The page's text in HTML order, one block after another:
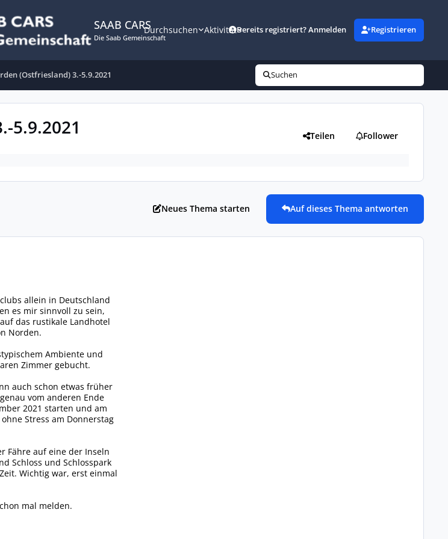
SAAB CARS
Die Saab Gemeinschaft
Durchsuchen AktivitätBereits registriert? Anmelden Registrieren
(Ostfriesland) 3.-5.9.2021 Suchen
5.9.2021 Teilen Follower
Neues Thema starten Auf dieses Thema antworten
allein in Deutschland
es mir sinnvoll zu sein,
das rustikale Landhotel
Norden.
Ambiente und
Zimmer gebucht.
auch schon etwas früher
vom anderen Ende
2021 starten und am
Stress am Donnerstag
Fähre auf eine der Inseln
Schloss und Schlosspark
Wichtig war, erst einmal
mal melden.